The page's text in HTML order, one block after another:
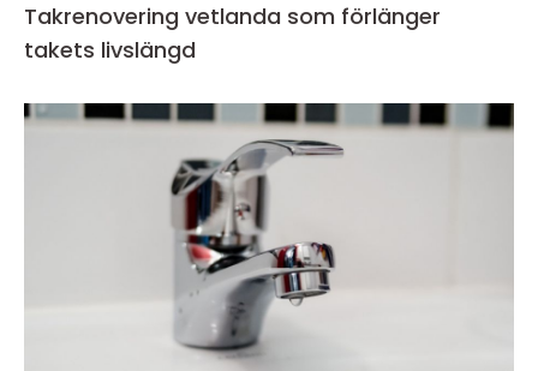
Takrenovering vetlanda som förlänger
takets livslängd